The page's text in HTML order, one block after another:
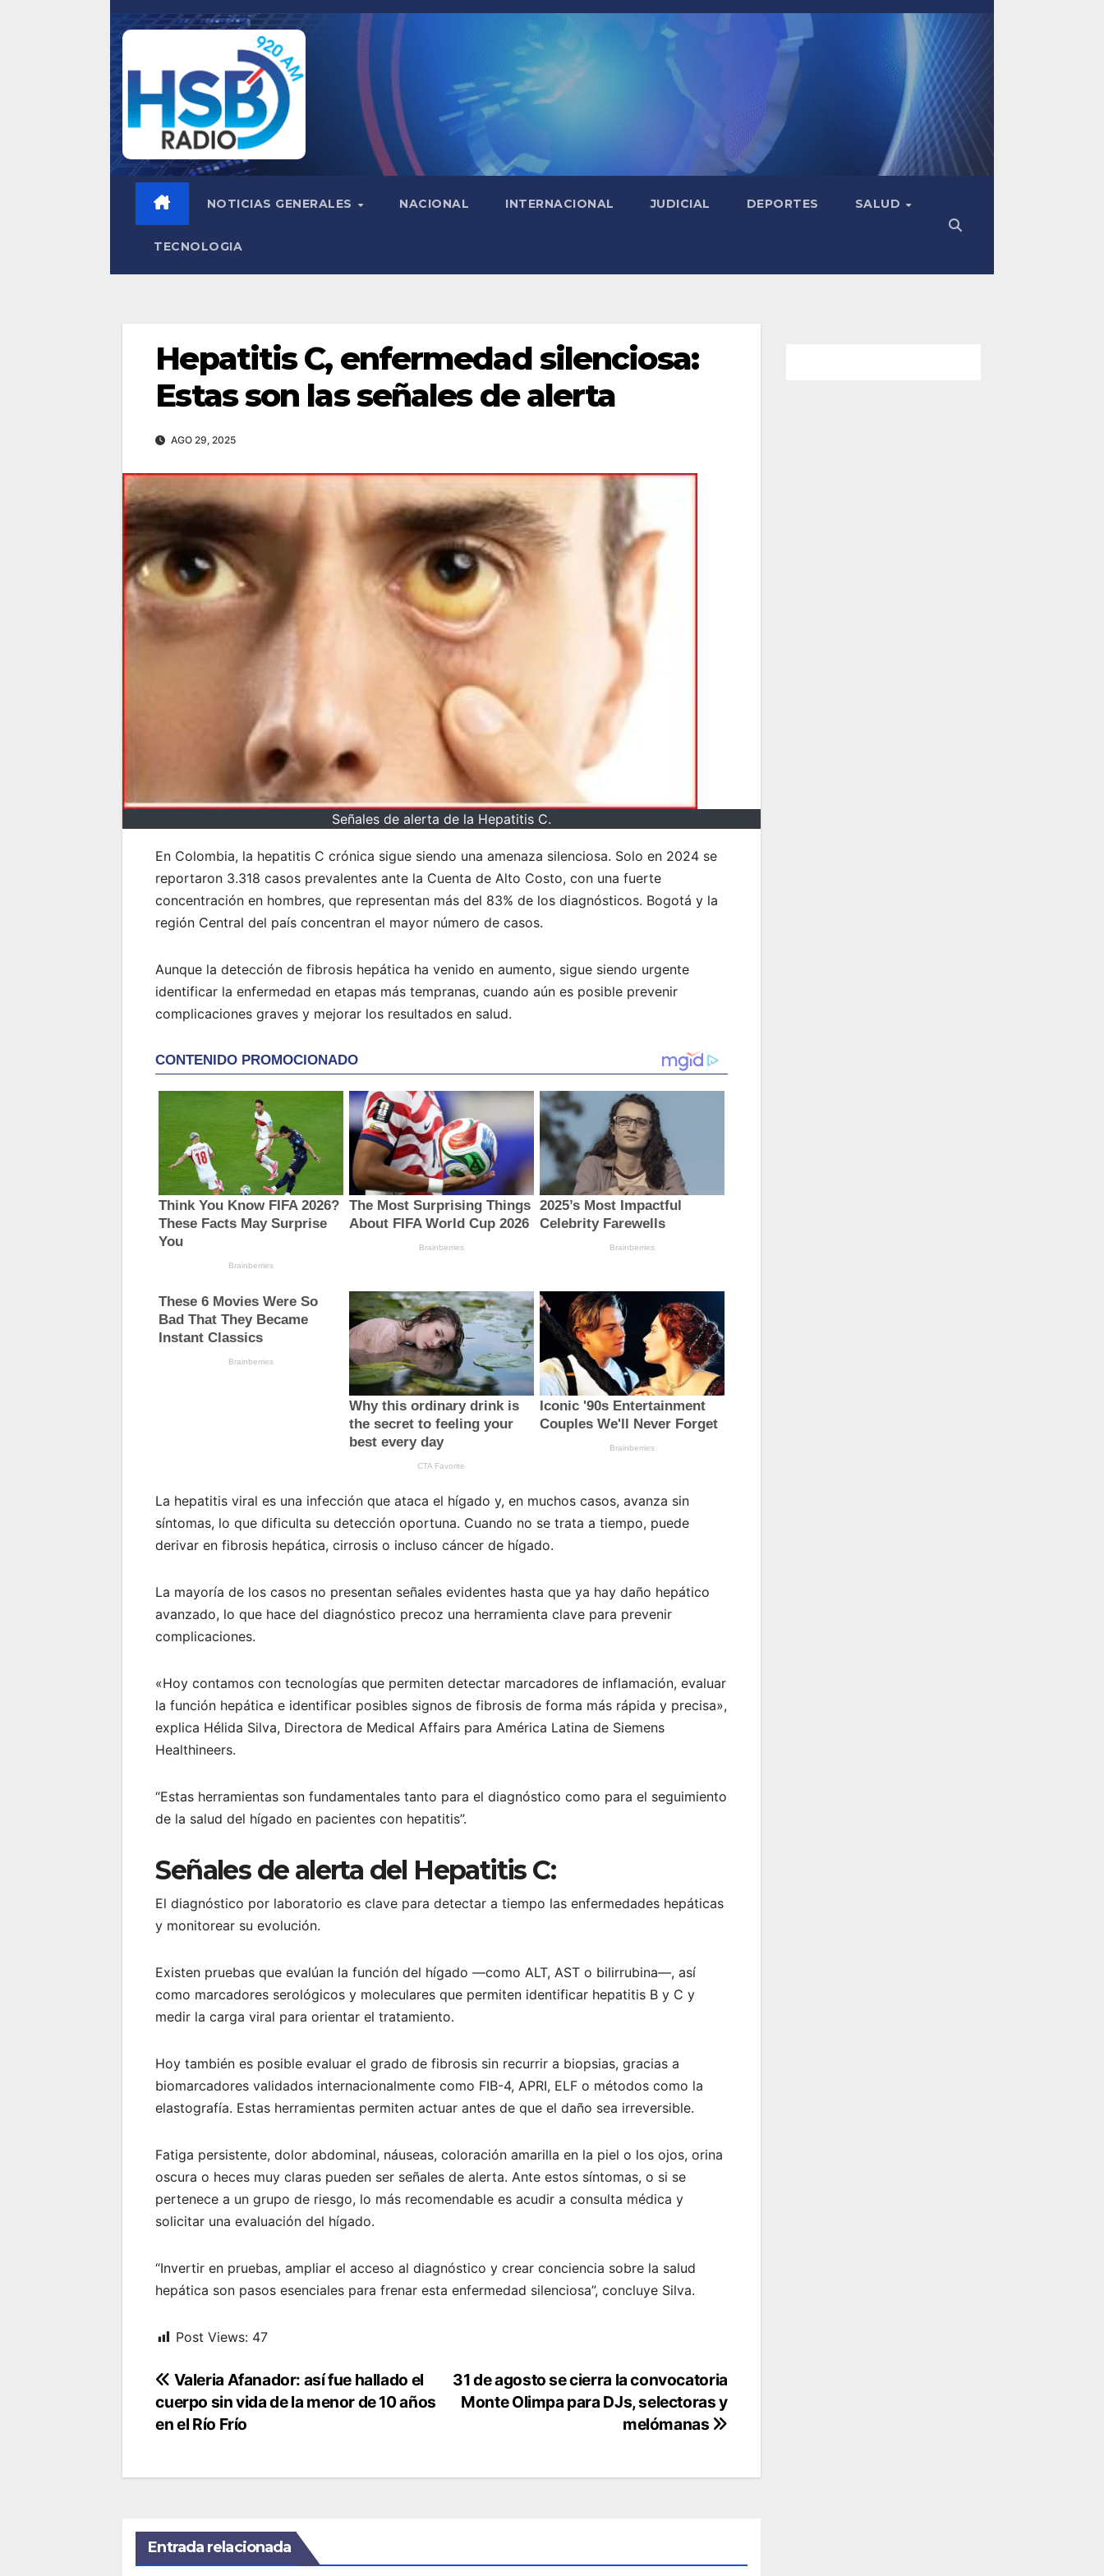
Saltar
NOTICIAS GENERALES NACIONAL INTERNACIONAL JUDICIAL DEPORTES SALUD
TECNOLOGIA
Hepatitis C, enfermedad silenciosa:
Estas son las señales de alerta
AGO 29, 2025
Señales de alerta de la Hepatitis C.
En Colombia, la hepatitis C crónica sigue siendo una amenaza silenciosa. Solo en 2024 se
reportaron 3.318 casos prevalentes ante la Cuenta de Alto Costo, con una fuerte
concentración en hombres, que representan más del 83% de los diagnósticos. Bogotá y la
región Central del país concentran el mayor número de casos.
Aunque la detección de fibrosis hepática ha venido en aumento, sigue siendo urgente
identificar la enfermedad en etapas más tempranas, cuando aún es posible prevenir
complicaciones graves y mejorar los resultados en salud.
La hepatitis viral es una infección que ataca el hígado y, en muchos casos, avanza sin
síntomas, lo que dificulta su detección oportuna. Cuando no se trata a tiempo, puede
derivar en fibrosis hepática, cirrosis o incluso cáncer de hígado.
La mayoría de los casos no presentan señales evidentes hasta que ya hay daño hepático
avanzado, lo que hace del diagnóstico precoz una herramienta clave para prevenir
complicaciones.
«Hoy contamos con tecnologías que permiten detectar marcadores de inflamación, evaluar
la función hepática e identificar posibles signos de fibrosis de forma más rápida y precisa»,
explica Hélida Silva, Directora de Medical Affairs para América Latina de Siemens
Healthineers.
“Estas herramientas son fundamentales tanto para el diagnóstico como para el seguimiento
de la salud del hígado en pacientes con hepatitis”.
Señales de alerta del Hepatitis C:
El diagnóstico por laboratorio es clave para detectar a tiempo las enfermedades hepáticas
y monitorear su evolución.
Existen pruebas que evalúan la función del hígado —como ALT, AST o bilirrubina—, así
como marcadores serológicos y moleculares que permiten identificar hepatitis B y C y
medir la carga viral para orientar el tratamiento.
Hoy también es posible evaluar el grado de fibrosis sin recurrir a biopsias, gracias a
biomarcadores validados internacionalmente como FIB-4, APRI, ELF o métodos como la
elastografía. Estas herramientas permiten actuar antes de que el daño sea irreversible.
Fatiga persistente, dolor abdominal, náuseas, coloración amarilla en la piel o los ojos, orina
oscura o heces muy claras pueden ser señales de alerta. Ante estos síntomas, o si se
pertenece a un grupo de riesgo, lo más recomendable es acudir a consulta médica y
solicitar una evaluación del hígado.
“Invertir en pruebas, ampliar el acceso al diagnóstico y crear conciencia sobre la salud
hepática son pasos esenciales para frenar esta enfermedad silenciosa”, concluye Silva.
Post Views: 47
Navegación
de
31 de agosto se cierra la convocatoria
Monte Olimpa para DJs, selectoras y
melómanas
Valeria Afanador: así fue hallado el
cuerpo sin vida de la menor de 10 años
en el Río Frío
Entrada relacionada